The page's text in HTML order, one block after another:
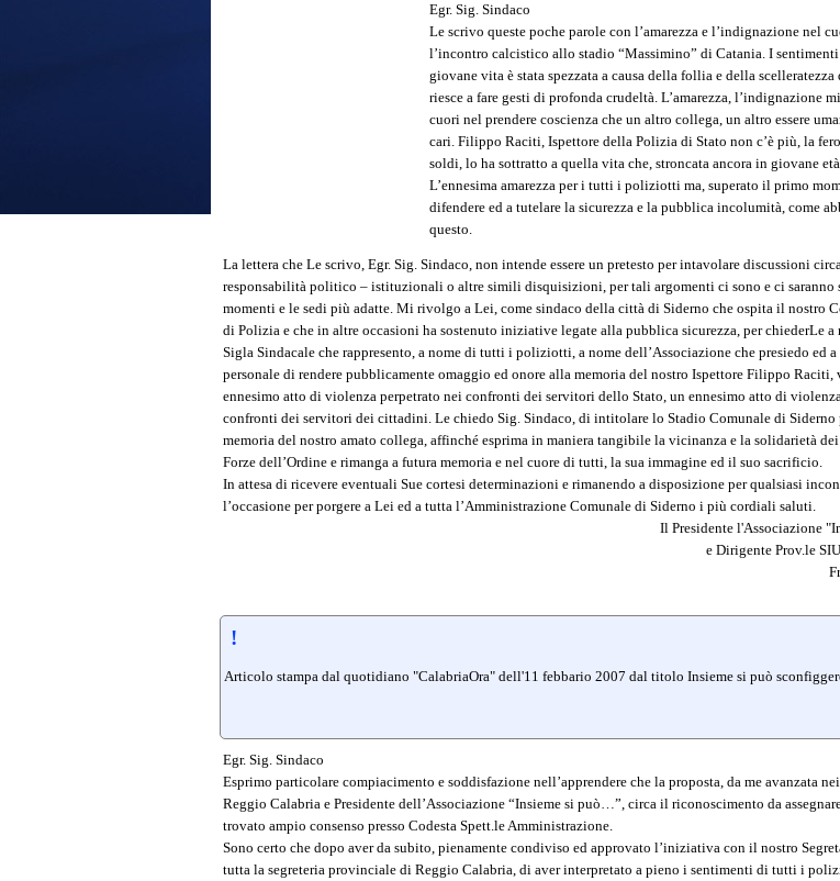
Egr. Sig. Sindaco
Le scrivo queste poche parole con l’amarezza e l’indignazione nel
l’incontro calcistico allo stadio “Massimino” di Catania. I
giovane vita è stata spezzata a causa della follia e della
riesce a fare gesti di profonda crudeltà. L’amarezza,
cuori nel prendere coscienza che un altro collega, un altro essere
cari. Filippo Raciti, Ispettore della Polizia di Stato non c’è più, la
soldi, lo ha sottratto a quella vita che, stroncata ancora in giovane
L’ennesima amarezza per i tutti i poliziotti ma, superato il primo
difendere ed a tutelare la sicurezza e la pubblica incolumità, come
questo.
La lettera che Le scrivo, Egr. Sig. Sindaco, non intende essere un pretesto per intavolare discussioni
responsabilità politico – istituzionali o altre simili disquisizioni, per tali argomenti ci sono e ci saranno
momenti e le sedi più adatte. Mi rivolgo a Lei, come sindaco della città di Siderno che ospita il nostro
di Polizia e che in altre occasioni ha sostenuto iniziative legate alla pubblica sicurezza, per chiederLe a
Sigla Sindacale che rappresento, a nome di tutti i poliziotti, a nome dell’Associazione che presiedo ed a
personale di rendere pubblicamente omaggio ed onore alla memoria del nostro Ispettore Filippo
ennesimo atto di violenza perpetrato nei confronti dei servitori dello Stato, un ennesimo atto di
confronti dei servitori dei cittadini. Le chiedo Sig. Sindaco, di intitolare lo Stadio Comunale di
memoria del nostro amato collega, affinché esprima in maniera tangibile la vicinanza e la solidarietà
Forze dell’Ordine e rimanga a futura memoria e nel cuore di tutti, la sua immagine ed il suo sacrificio.
In attesa di ricevere eventuali Sue cortesi determinazioni e rimanendo a disposizione per qualsiasi
l’occasione per porgere a Lei ed a tutta l’Amministrazione Comunale di Siderno i più cordiali saluti.
Il Presidente l'Associazione
e Dirigente Prov.le
!
Articolo stampa dal quotidiano "CalabriaOra" dell'11 febbario 2007 dal titolo Insieme si può
Egr. Sig. Sindaco
Esprimo particolare compiacimento e soddisfazione nell’apprendere che la proposta, da me avanzata
Reggio Calabria e Presidente dell’Associazione “Insieme si può…”, circa il riconoscimento da
trovato ampio consenso presso Codesta Spett.le Amministrazione.
Sono certo che dopo aver da subito, pienamente condiviso ed approvato l’iniziativa con il nostro
tutta la segreteria provinciale di Reggio Calabria, di aver interpretato a pieno i sentimenti di tutti i